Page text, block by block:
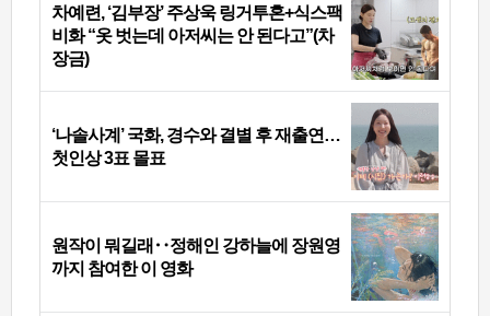
차예련, ‘김부장’ 주상욱 링거투혼+식스팩
비화 “옷 벗는데 아저씨는 안 된다고”(차
장금)
‘나솔사계’ 국화, 경수와 결별 후 재출연…
첫인상 3표 몰표
원작이 뭐길래‥정해인 강하늘에 장원영
까지 참여한 이 영화